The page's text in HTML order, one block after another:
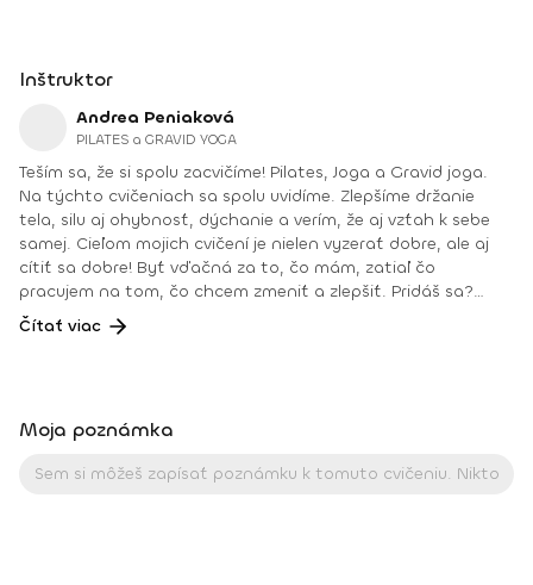
Inštruktor
Andrea Peniaková
PILATES a GRAVID YOGA
Teším sa, že si spolu zacvičíme! Pilates, Joga a Gravid joga.
Na týchto cvičeniach sa spolu uvidíme. Zlepšíme držanie
tela, silu aj ohybnosť, dýchanie a verím, že aj vzťah k sebe
samej. Cieľom mojich cvičení je nielen vyzerať dobre, ale aj
cítiť sa dobre! Byť vďačná za to, čo mám, zatiaľ čo
pracujem na tom, čo chcem zmeniť a zlepšiť. Pridáš sa?
Teším sa na teba na online lekciách vo Fitshakeri, aj vo
Fitshaker podcaste! Taktiež osobne na mojich hodinách v
@andrea_mindfulflow Dosiahnuté vzdelanie: • Špecializačný
IYN certificate – Mindfulness Yoga Instructor (mesačný
Čítať viac
Moja poznámka